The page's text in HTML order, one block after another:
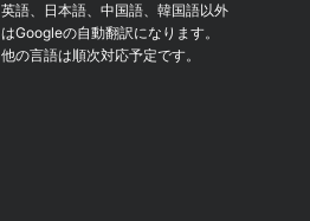
英語、日本語、中国語、韓国語以外
はGoogleの自動翻訳になります。
他の言語は順次対応予定です。